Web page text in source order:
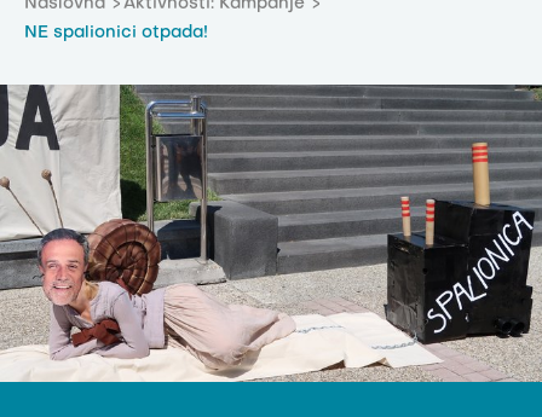
Naslovna
Aktivnosti: Kampanje
NE spalionici otpada!